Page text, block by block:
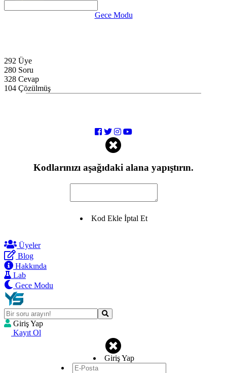
Gece Modu
292 Üye
280 Soru
328 Cevap
104 Çözülmüş
Kodlarınızı aşağıdaki alana yapıştırın.
Kod Ekle İptal Et
Üyeler
Blog
Hakkında
Lab
Gece Modu
Giriş Yap
Kayıt Ol
Giriş Yap